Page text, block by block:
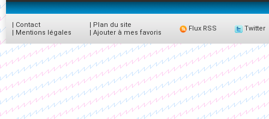
| Contact
| Mentions légales
| Plan du site
| Ajouter à mes favoris
Flux RSS Twitter